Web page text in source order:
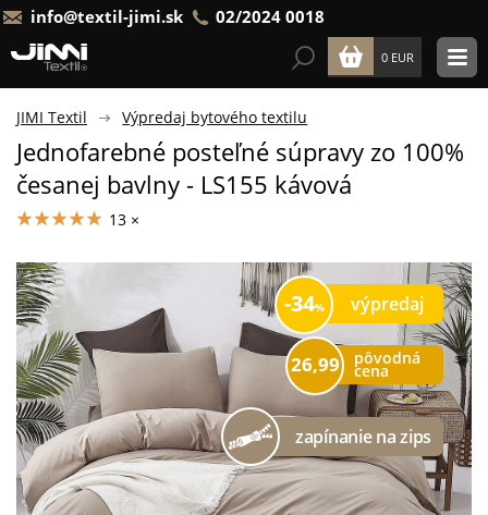
info@textil-jimi.sk 02/2024 0018
0 EUR
JIMI Textil Výpredaj bytového textilu
Jednofarebné posteľné súpravy zo 100%
česanej bavlny - LS155 kávová
13 ×
výpredaj
34
pôvodná
cena
26,99